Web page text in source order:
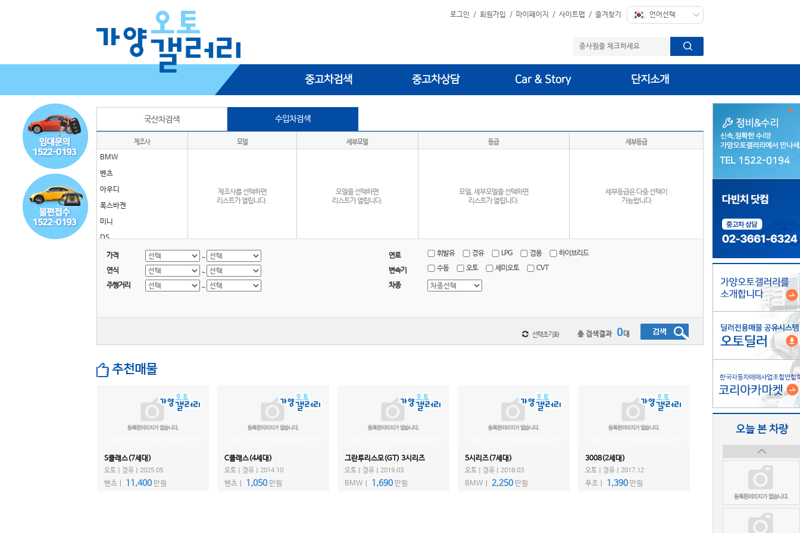
로그인 / 회원가입 / 마이페이지 / 사이트맵 / 즐겨찾기
중고차검색 중고차상담 Car & Story 단지소개
국산차검색 수입차검색
제조사
BMW
벤츠
아우디
폭스바겐
미니
DS
GMC
LEVC
닛산
닷지
랜드로버
르노
리비안
모델
제조사를 선택하면
리스트가 열립니다.
세부모델
모델을 선택하면
리스트가 열립니다.
등급
모델, 세부모델을 선택하면
리스트가 열립니다.
세부등급
세부등급은 다중 선택이
가능합니다
가격 ~ 연료 휘발유 경유 LPG 겸용 하이브리드
연식 ~ 변속기 수동 오토 세미오토 CVT
주행거리 ~ 차종
총 검색결과 0대
추천매물
S클래스(7세대)
오토ㅣ경유ㅣ2025.05
벤츠ㅣ 11,400 만원
C클래스(4세대)
오토ㅣ경유ㅣ2014.10
벤츠ㅣ 1,050 만원
그란투리스모(GT) 3시리즈
오토ㅣ경유ㅣ2019.03
BMWㅣ 1,690 만원
5시리즈(7세대)
오토ㅣ경유ㅣ2018.03
BMWㅣ 2,250 만원
3008(2세대)
오토ㅣ경유ㅣ2017.12
푸조ㅣ 1,390 만원
TEL 1522-0194
오늘 본 차량